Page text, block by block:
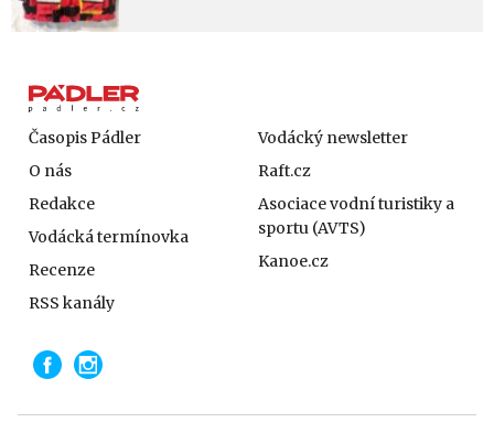
Časopis Pádler
O nás
Redakce
Vodácká termínovka
Recenze
Vodácký newsletter
Raft.cz
Asociace vodní turistiky a
sportu (AVTS)
Kanoe.cz
RSS kanály